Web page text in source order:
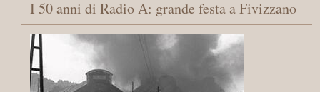
I 50 anni di Radio A: grande festa a Fivizzano